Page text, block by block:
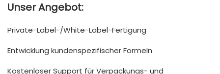
Unser Angebot:
Private-Label-/White-Label-Fertigung
Entwicklung kundenspezifischer Formeln
Kostenloser Support für Verpackungs- und